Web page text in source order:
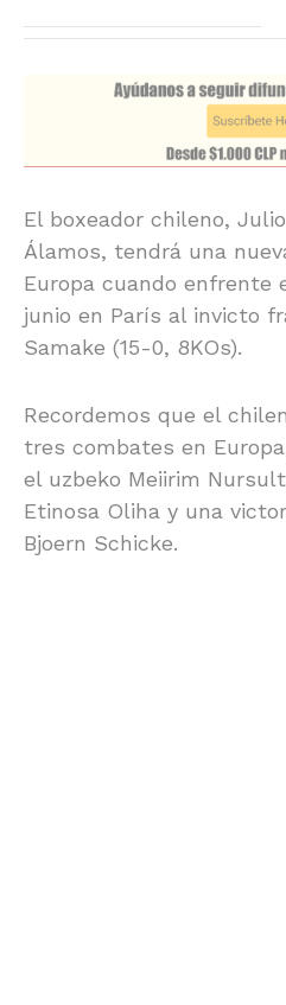
El boxeador chileno, Julio
Álamos, tendrá una
Europa cuando enfrente
junio en París al invicto
Samake (15-0, 8KOs).
Recordemos que el
tres combates en
el uzbeko Meiirim
Etinosa Oliha y una
Bjoern Schicke.